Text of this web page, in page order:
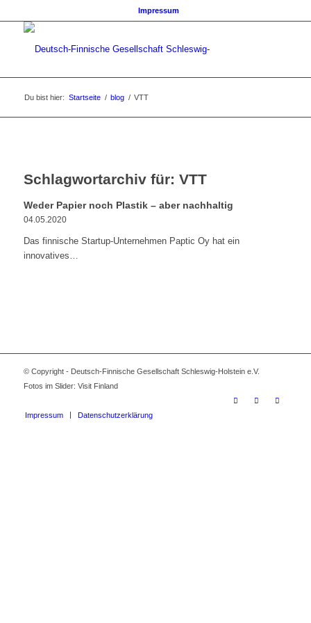
Impressum
Du bist hier: Startseite / blog / VTT
Schlagwortarchiv für: VTT
Weder Papier noch Plastik – aber nachhaltig
04.05.2020
Das finnische Startup-Unternehmen Paptic Oy hat ein
innovatives…
© Copyright - Deutsch-Finnische Gesellschaft Schleswig-Holstein e.V.
Fotos im Slider: Visit Finland
Impressum Datenschutzerklärung